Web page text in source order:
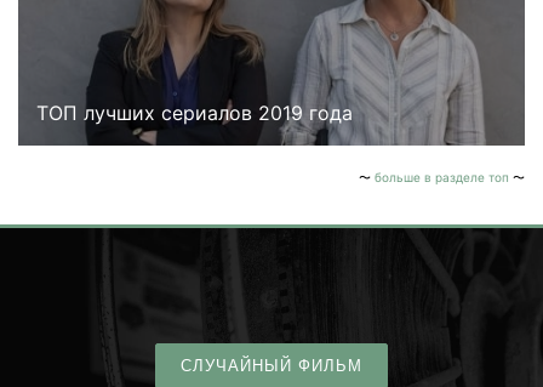
ТОП лучших сериалов 2019 года
больше в разделе топ
СЛУЧАЙНЫЙ ФИЛЬМ